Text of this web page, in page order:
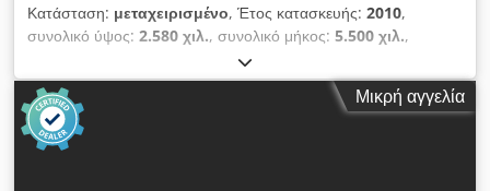
Κατάσταση: μεταχειρισμένο, Έτος κατασκευής: 2010,
συνολικό ύψος: 2.580 χιλ., συνολικό μήκος: 5.500 χιλ.,
, Βάρος: 1.500 kg Τιμή: Κατόπιν
αιτήσεως - Έτος κατασκευής: 2010 - Διαθέσιμη τεκμηρίωση:
Όχι - Υφίσταται σήμανση CE: Ναι - Πιστοποιητικό CE διαθέσιμο:
Όχι - Αριθμός σειράς: 161/1-10 - Αριθμός μονάδων [τεμ.]: 7 -
1ος τύπος μονάδας: Μονάδα προσπροφίλ - Εργαλεία
Μικρή αγγελία